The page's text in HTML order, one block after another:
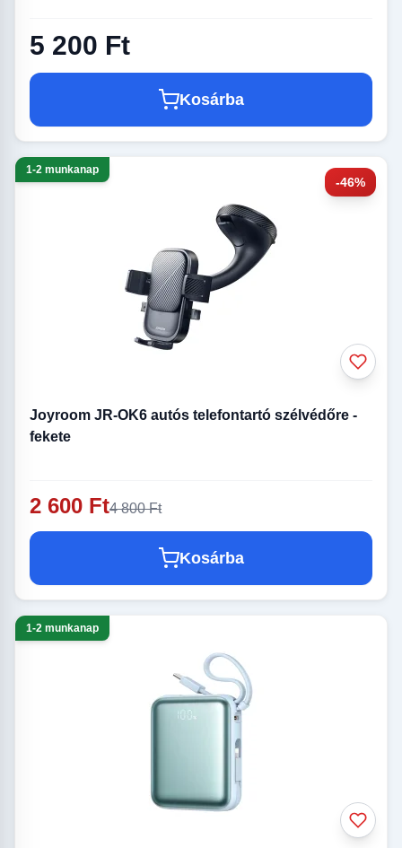
5 200 Ft
Kosárba
-46%
1-2 munkanap
Joyroom JR-OK6 autós telefontartó szélvédőre -
fekete
2 600 Ft4 800 Ft
Kosárba
1-2 munkanap